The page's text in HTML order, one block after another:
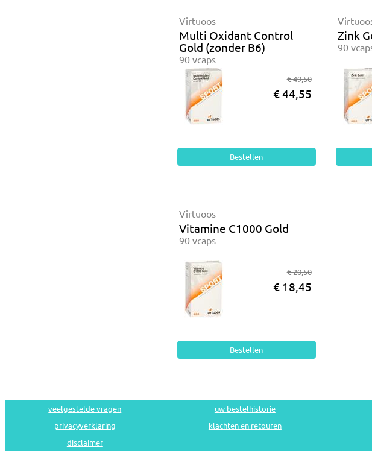
Virtuoos
Multi Oxidant Control
Gold (zonder B6)
90 vcaps
€ 49,50
€ 44,55
Zink
90
Virtuoos
Vitamine C1000 Gold
90 vcaps
€ 20,50
€ 18,45
veelgestelde vragen uw bestelhistorie
privacyverklaring
klachten en retouren
disclaimer